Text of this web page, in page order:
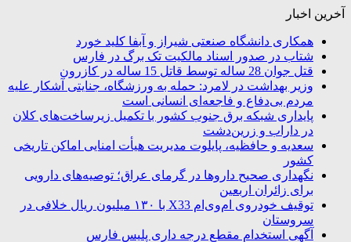
آخرین اخبار
همکاری دانشگاه صنعتی شیراز و آبفا کلید خورد
شتاب در صدور اسناد مالکیت تک برگ در فارس
قتل جوان 28 ساله توسط قاتل 15 ساله در کازرون
وزیر بهداشت در لامرد: حمله به ورزشگاه، جنایتی آشکار علیه
مردم بی‌دفاع و فاجعه‌ای انسانی است
پایداری شبکه برق جنوب کشور با تکمیل زیرساخت‌های کلان
در داراب و زرین‌دشت
سعدیه و حافظیه، پایلوت مدیریت هیأت امنایی اماکن تاریخی
کشور
نگهداری صحیح داروها در گرمای عراق؛ توصیه‌های دارویی
برای زائران اربعین
توقیف خودروی ام‌وی‌ام X33 با ۱۳۰ میلیون ریال خلافی در
سروستان
آگهی استخدام مقطع درجه داری پلیس فارس